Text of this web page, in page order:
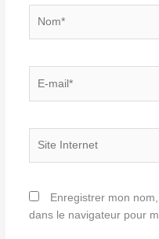
mail*
Enregistrer mon
dans le navigateur pour